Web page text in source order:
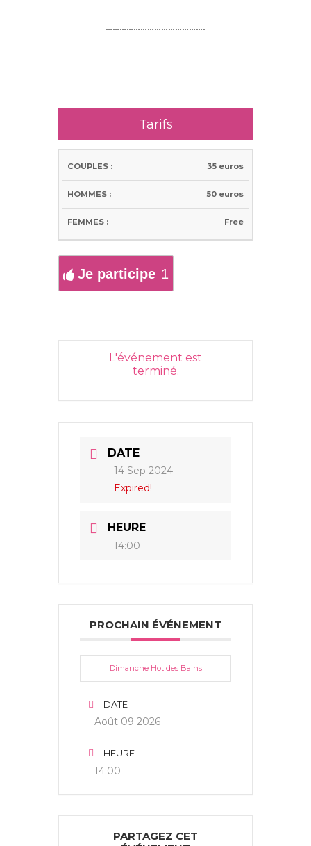
…………………………………….
Tarifs
COUPLES
:
HOMMES
:
FEMMES
35 euros
50 euros
Free
Je participe 1
L'événement est
terminé.
DATE
14 Sep 2024
Expired!
HEURE
14:00
PROCHAIN ÉVÉNEMENT
Dimanche Hot des Bains
DATE
Août 09 2026
HEURE
14:00
PARTAGEZ CET